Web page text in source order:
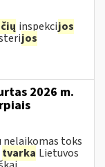
inspekcijos
jos
2026 m.
toks
tvarka Lietuvos